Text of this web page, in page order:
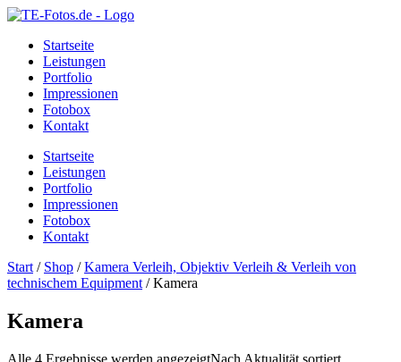
Startseite
Leistungen
Portfolio
Impressionen
Fotobox
Kontakt
Startseite
Leistungen
Portfolio
Impressionen
Fotobox
Kontakt
Start / Shop /Kamera Verleih, Objektiv Verleih & Verleih von
technischem Equipment / Kamera
Kamera
Alle 4 Ergebnisse werden angezeigtNach Aktualität sortiert